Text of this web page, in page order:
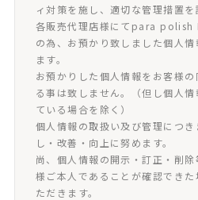
ィ対策を施し、適切な管理措置を
各販売代理店様にてpara polish
の為、お預かり致しました個人
ます。
お預かりした個人情報をお客様
る事は致しません。（但し個人
ている場合を除く）
個人情報の取扱い及び管理につ
し・改善・向上に努めます。
尚、個人情報の開示・訂正・削
様ご本人であることが確認でき
ただきます。